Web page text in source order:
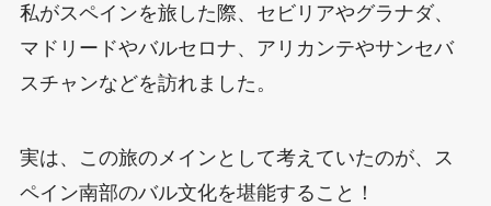
私がスペインを旅した際、セビリアやグラナダ、
マドリードやバルセロナ、アリカンテやサンセバ
スチャンなどを訪れました。
実は、この旅のメインとして考えていたのが、ス
ペイン南部のバル文化を堪能すること！